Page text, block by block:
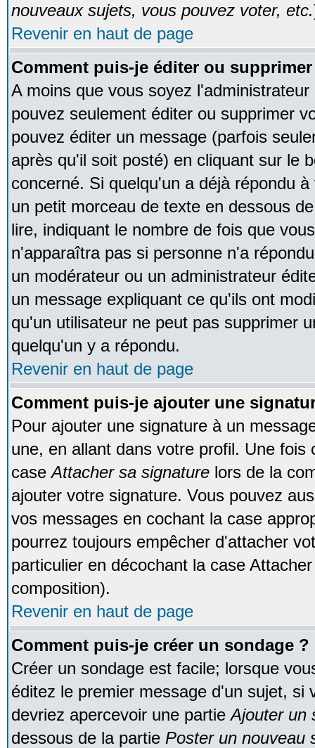
nouveaux sujets, vous pouvez voter, etc.
Revenir en haut de page
Comment puis-je éditer ou
A moins que vous soyez
pouvez seulement éditer ou supprimer
pouvez éditer un message (parfois
après qu'il soit posté) en cliquant sur le
concerné. Si quelqu'un a déjà répondu
un petit morceau de texte en dessous
lire, indiquant le nombre de fois que
n'apparaîtra pas si personne n'a
un modérateur ou un administrateur
un message expliquant ce qu'ils ont
qu'un utilisateur ne peut pas supprimer
quelqu'un y a répondu.
Revenir en haut de page
Comment puis-je ajouter une
Pour ajouter une signature à un
une, en allant dans votre profil. Une fois
caseAttacher sa signature lors de la
ajouter votre signature. Vous pouvez
vos messages en cochant la case
pourrez toujours empêcher d'attacher
particulier en décochant la case
composition).
Revenir en haut de page
Comment puis-je créer un sondage ?
Créer un sondage est facile; lorsque
éditez le premier message d'un sujet, si
devriez apercevoir une partieAjouter un
dessous de la partie Poster un nouveau